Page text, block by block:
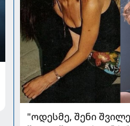
"ოდესმე, შენი